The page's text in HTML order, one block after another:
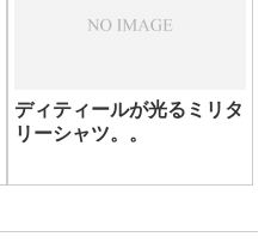
ディティールが光るミリタ
リーシャツ。。